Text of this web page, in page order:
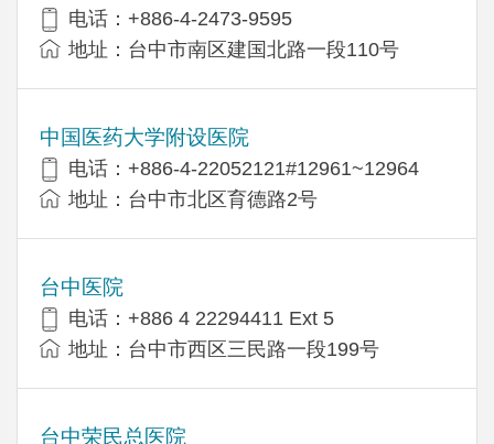
电话：+886-4-2473-9595
地址：台中市南区建国北路一段110号
中国医药大学附设医院
电话：+886-4-22052121#12961~12964
地址：台中市北区育德路2号
台中医院
电话：+886 4 22294411 Ext 5
地址：台中市西区三民路一段199号
台中荣民总医院